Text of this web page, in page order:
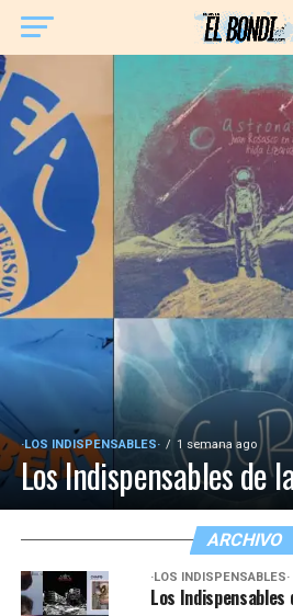
·LOS INDISPENSABLES· 1 semana ago
Los Indispensables de
ARCHIVO
·LOS INDISPENSABLES·
Los Indispensables